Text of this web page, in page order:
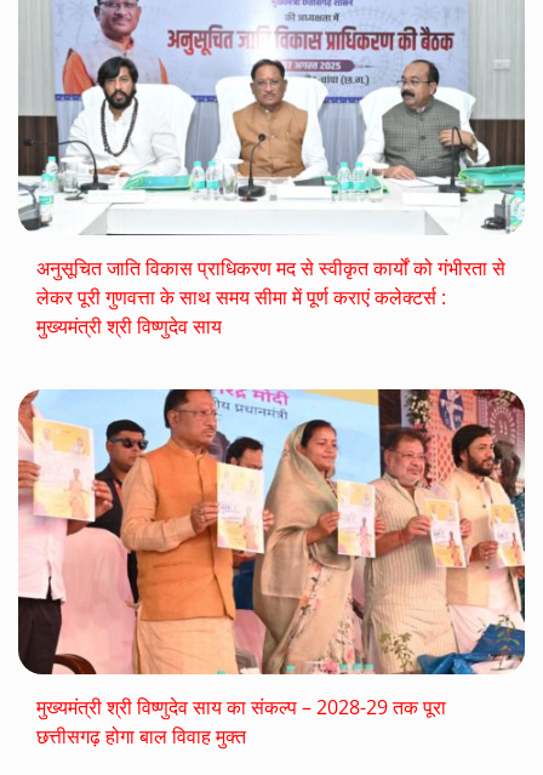
अनुसूचित जाति विकास प्राधिकरण मद से स्वीकृत कार्यों को गंभीरता से
लेकर पूरी गुणवत्ता के साथ समय सीमा में पूर्ण कराएं कलेक्टर्स :
मुख्यमंत्री श्री विष्णुदेव साय
मुख्यमंत्री श्री विष्णुदेव साय का संकल्प – 2028-29 तक पूरा
छत्तीसगढ़ होगा बाल विवाह मुक्त